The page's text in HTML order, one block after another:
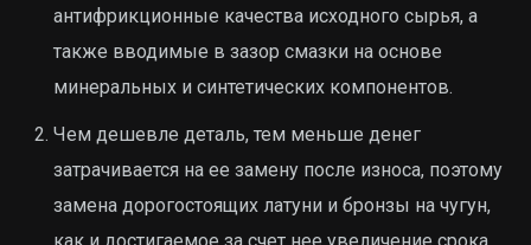
антифрикционные качества исходного сырья, а
также вводимые в зазор смазки на основе
минеральных и синтетических компонентов.
Чем дешевле деталь, тем меньше денег
затрачивается на ее замену после износа, поэтому
замена дорогостоящих латуни и бронзы на чугун,